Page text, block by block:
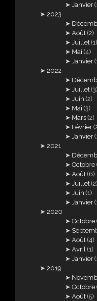
Janvier
2023
Août (2)
Juillet (1)
Mai (4)
Janvier
2022
Juillet (3)
Juin (2)
Mai (3)
Mars (2)
Février
Janvier
2021
Octobre
Août (6)
Juillet (2)
Juin (1)
Janvier
2020
Octobre
Août (4)
Avril (1)
Janvier
2019
Octobre
Août (5)